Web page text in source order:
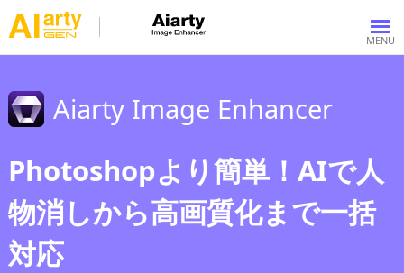
Aiarty Image Enhancer
Photoshopより簡単！AIで人
物消しから高画質化まで一括
対応